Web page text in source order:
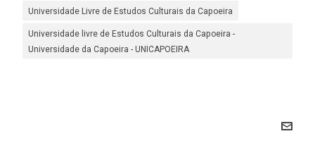
Universidade Livre de Estudos Culturais da Capoeira
Universidade livre de Estudos Culturais da Capoeira -
Universidade da Capoeira - UNICAPOEIRA